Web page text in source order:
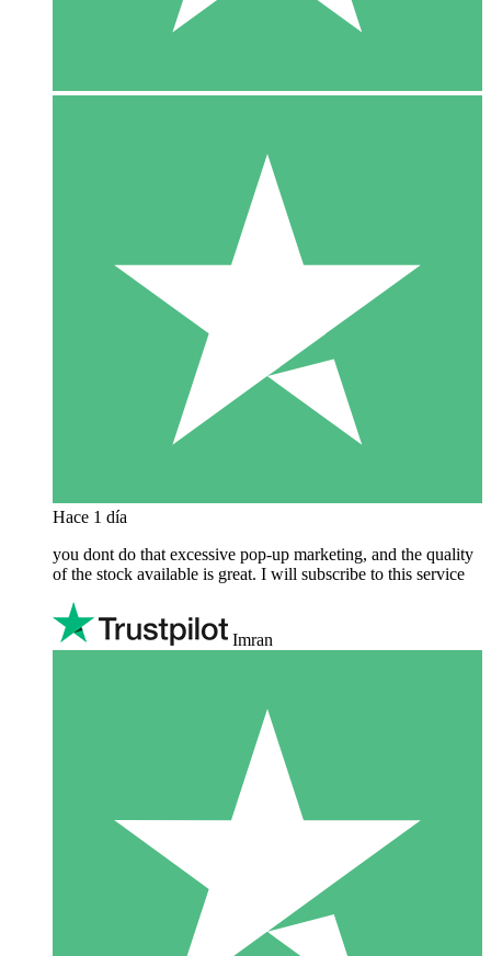
Hace 1 día
you dont do that excessive pop-up marketing, and the quality
of the stock available is great. I will subscribe to this service
Imran